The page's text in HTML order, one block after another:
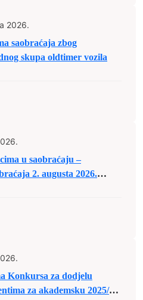
2026.
saobraćaja zbog
skupa oldtimer vozila
u saobraćaju –
2. augusta 2026.
Konkursa za dodjelu
za akademsku 2025/26.